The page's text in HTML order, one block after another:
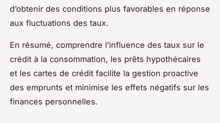
d’obtenir des conditions plus favorables en réponse
aux fluctuations des taux.
En résumé, comprendre l’influence des taux sur le
crédit à la consommation, les prêts hypothécaires
et les cartes de crédit facilite la gestion proactive
des emprunts et minimise les effets négatifs sur les
finances personnelles.